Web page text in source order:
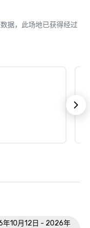
据，此场地已获得经过
年10月12日 - 2026年